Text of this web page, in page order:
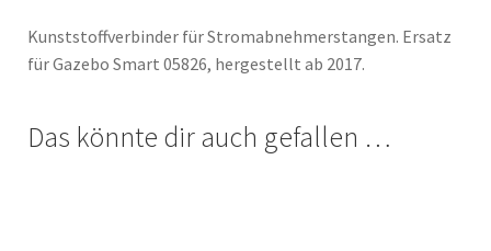
Kunststoffverbinder für Stromabnehmerstangen. Ersatz
für Gazebo Smart 05826, hergestellt ab 2017.
Das könnte dir auch gefallen …